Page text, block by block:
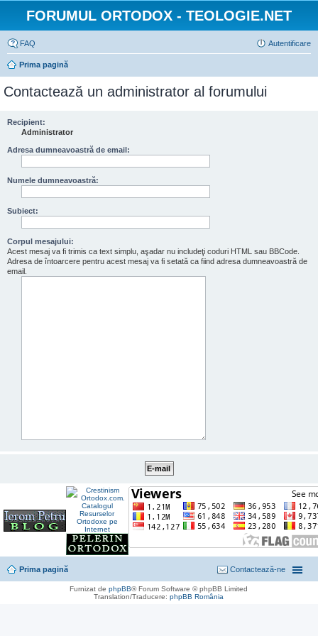
FORUMUL ORTODOX - TEOLOGIE.NET
FAQ Autentificare
Prima pagină
Contactează un administrator al forumului
Recipient:
Administrator
Adresa dumneavoastră de email:
Numele dumneavoastră:
Subiect:
Corpul mesajului:
Acest mesaj va fi trimis ca text simplu, aşadar nu includeţi coduri HTML sau BBCode.
Adresa de întoarcere pentru acest mesaj va fi setată ca fiind adresa dumneavoastră de
email.
Prima pagină Contactează-ne
Furnizat dephpBB® Forum Software © phpBB Limited
Translation/Traducere:phpBB România